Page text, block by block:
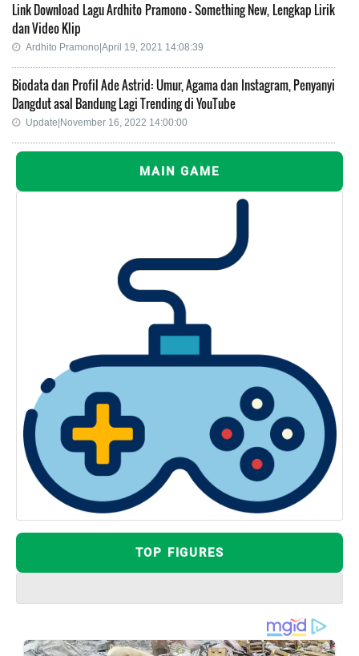
Link Download Lagu Ardhito Pramono - Something New, Lengkap Lirik
dan Video Klip
Ardhito Pramono|April 19, 2021 14:08:39
Biodata dan Profil Ade Astrid: Umur, Agama dan Instagram, Penyanyi
Dangdut asal Bandung Lagi Trending di YouTube
Update|November 16, 2022 14:00:00
MAIN GAME
TOP FIGURES